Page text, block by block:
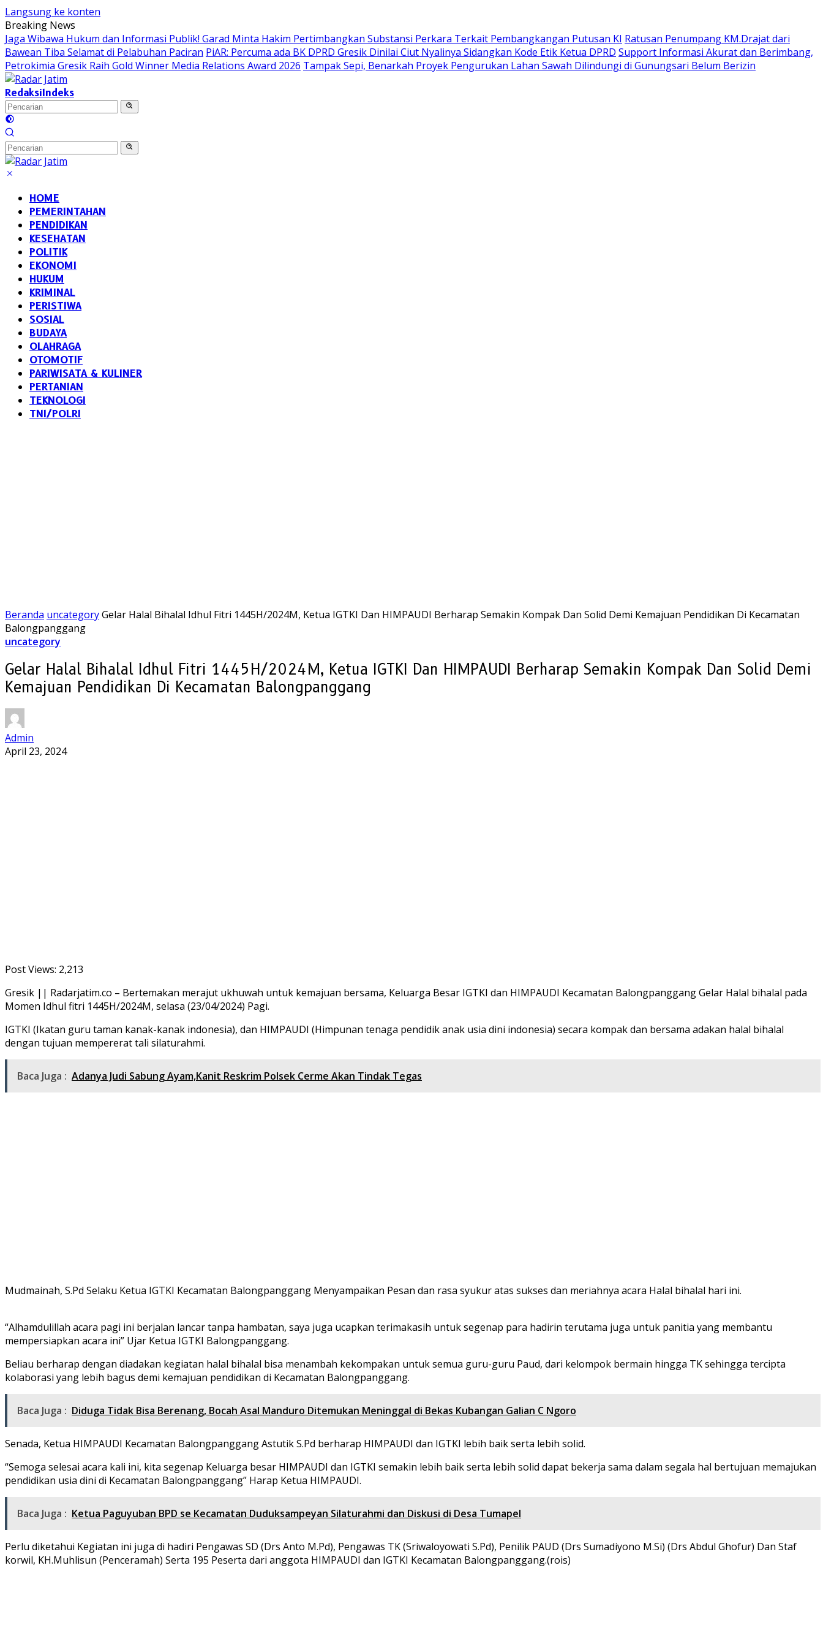
Langsung ke konten
Breaking News
Jaga Wibawa Hukum dan Informasi Publik! Garad Minta Hakim Pertimbangkan Substansi Perkara Terkait Pembangkangan Putusan KI Ratusan Penumpang KM.Drajat dari
Bawean Tiba Selamat di Pelabuhan Paciran PiAR: Percuma ada BK DPRD Gresik Dinilai Ciut Nyalinya Sidangkan Kode Etik Ketua DPRD Support Informasi Akurat dan Berimbang,
Petrokimia Gresik Raih Gold Winner Media Relations Award 2026 Tampak Sepi, Benarkah Proyek Pengurukan Lahan Sawah Dilindungi di Gunungsari Belum Berizin
RedaksiIndeks
HOME
PEMERINTAHAN
PENDIDIKAN
KESEHATAN
POLITIK
EKONOMI
HUKUM
KRIMINAL
PERISTIWA
SOSIAL
BUDAYA
OLAHRAGA
OTOMOTIF
PARIWISATA & KULINER
PERTANIAN
TEKNOLOGI
TNI/POLRI
Beranda uncategoryGelar Halal Bihalal Idhul Fitri 1445H/2024M, Ketua IGTKI Dan HIMPAUDI Berharap Semakin Kompak Dan Solid Demi Kemajuan Pendidikan Di Kecamatan
Balongpanggang
uncategory
Gelar Halal Bihalal Idhul Fitri 1445H/2024M, Ketua IGTKI Dan HIMPAUDI Berharap Semakin Kompak Dan Solid Demi
Kemajuan Pendidikan Di Kecamatan Balongpanggang
Admin
April 23, 2024
Post Views: 2,213
Gresik || Radarjatim.co – Bertemakan merajut ukhuwah untuk kemajuan bersama, Keluarga Besar IGTKI dan HIMPAUDI Kecamatan Balongpanggang Gelar Halal bihalal pada
Momen Idhul fitri 1445H/2024M, selasa (23/04/2024) Pagi.
IGTKI (Ikatan guru taman kanak-kanak indonesia), dan HIMPAUDI (Himpunan tenaga pendidik anak usia dini indonesia) secara kompak dan bersama adakan halal bihalal
dengan tujuan mempererat tali silaturahmi.
Baca Juga : Adanya Judi Sabung Ayam,Kanit Reskrim Polsek Cerme Akan Tindak Tegas
Mudmainah, S.Pd Selaku Ketua IGTKI Kecamatan Balongpanggang Menyampaikan Pesan dan rasa syukur atas sukses dan meriahnya acara Halal bihalal hari ini.
“Alhamdulillah acara pagi ini berjalan lancar tanpa hambatan, saya juga ucapkan terimakasih untuk segenap para hadirin terutama juga untuk panitia yang membantu
mempersiapkan acara ini” Ujar Ketua IGTKI Balongpanggang.
Beliau berharap dengan diadakan kegiatan halal bihalal bisa menambah kekompakan untuk semua guru-guru Paud, dari kelompok bermain hingga TK sehingga tercipta
kolaborasi yang lebih bagus demi kemajuan pendidikan di Kecamatan Balongpanggang.
Baca Juga : Diduga Tidak Bisa Berenang, Bocah Asal Manduro Ditemukan Meninggal di Bekas Kubangan Galian C Ngoro
Senada, Ketua HIMPAUDI Kecamatan Balongpanggang Astutik S.Pd berharap HIMPAUDI dan IGTKI lebih baik serta lebih solid.
“Semoga selesai acara kali ini, kita segenap Keluarga besar HIMPAUDI dan IGTKI semakin lebih baik serta lebih solid dapat bekerja sama dalam segala hal bertujuan memajukan
pendidikan usia dini di Kecamatan Balongpanggang” Harap Ketua HIMPAUDI.
Baca Juga : Ketua Paguyuban BPD se Kecamatan Duduksampeyan Silaturahmi dan Diskusi di Desa Tumapel
Perlu diketahui Kegiatan ini juga di hadiri Pengawas SD (Drs Anto M.Pd), Pengawas TK (Sriwaloyowati S.Pd), Penilik PAUD (Drs Sumadiyono M.Si) (Drs Abdul Ghofur) Dan Staf
korwil, KH.Muhlisun (Penceramah) Serta 195 Peserta dari anggota HIMPAUDI dan IGTKI Kecamatan Balongpanggang.(rois)